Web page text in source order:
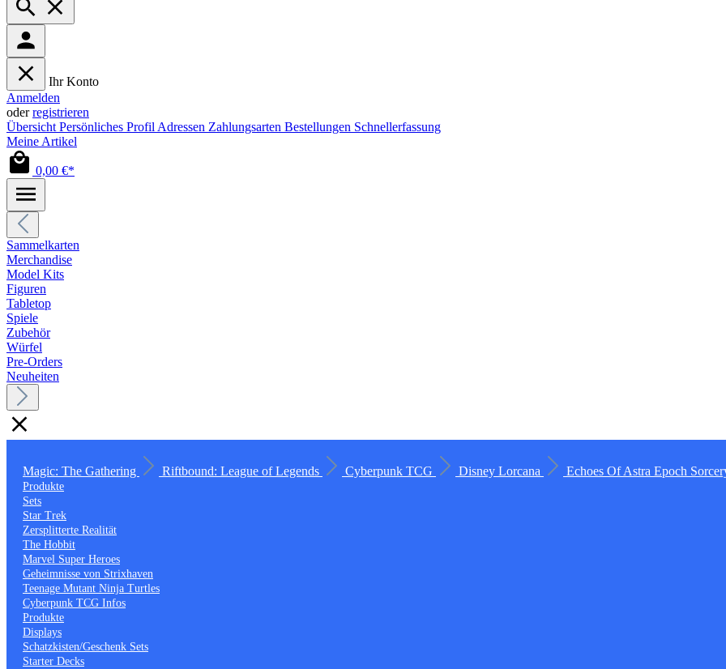
Ihr Konto
Anmelden
oderregistrieren
Übersicht Persönliches Profil Adressen Zahlungsarten Bestellungen Schnellerfassung
Meine Artikel
0,00 €*
Sammelkarten
Merchandise
Model Kits
Figuren
Tabletop
Spiele
Zubehör
Würfel
Pre-Orders
Neuheiten
Magic: The Gathering Riftbound: League of Legends Cyberpunk TCG Disney Lorcana Echoes Of Astra Epoch
Produkte
Sets
Star Trek
Zersplitterte Realität
The Hobbit
Marvel Super Heroes
Geheimnisse von Strixhaven
Teenage Mutant Ninja Turtles
Cyberpunk TCG Infos
Produkte
Displays
Schatzkisten/Geschenk Sets
Starter Decks